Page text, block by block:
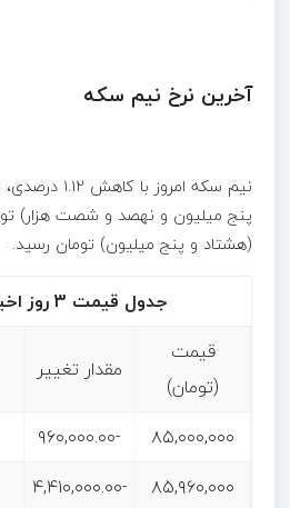
آخرین نرخ نیم سکه
(هشتاد و پنج میلیون) تومان رسید.
جدول قیمت 3 روز اخیر نیم سکه
قیمت
(تومان)
مقدار تغییر
۸۵,۰۰۰,۰۰۰ -۹۶۰,۰۰۰.۰۰
۸۵,۹۶۰,۰۰۰
-۴,۴۱۰,۰۰۰.۰۰